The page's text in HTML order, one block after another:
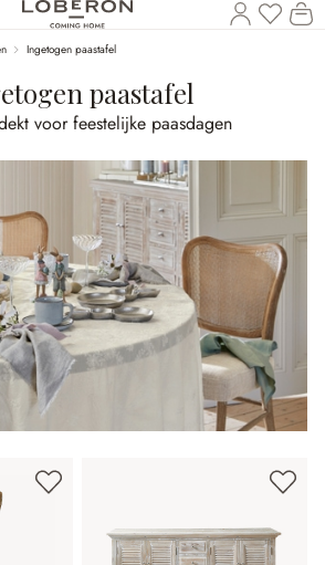
U
Ingetogen paastafel
paastafel
voor feestelijke paasdagen